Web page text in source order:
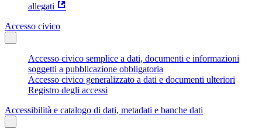
allegati
Accesso civico
Accesso civico semplice a dati, documenti e informazioni
soggetti a pubblicazione obbligatoria
Accesso civico generalizzato a dati e documenti ulteriori
Registro degli accessi
Accessibilità e catalogo di dati, metadati e banche dati